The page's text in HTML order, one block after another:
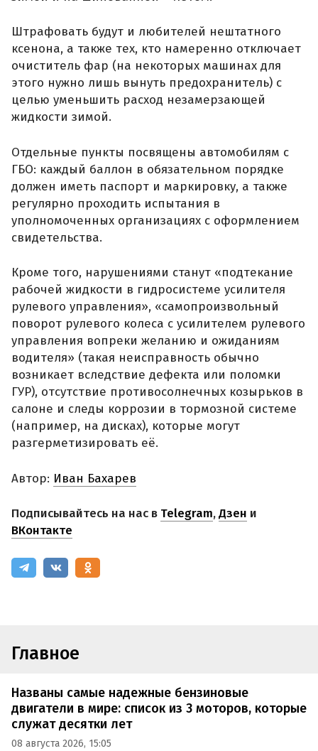
Штрафовать будут и любителей нештатного
ксенона, а также тех, кто намеренно отключает
очиститель фар (на некоторых машинах для
этого нужно лишь вынуть предохранитель) с
целью уменьшить расход незамерзающей
жидкости зимой.
Отдельные пункты посвящены автомобилям с
ГБО: каждый баллон в обязательном порядке
должен иметь паспорт и маркировку, а также
регулярно проходить испытания в
уполномоченных организациях с оформлением
свидетельства.
Кроме того, нарушениями станут «подтекание
рабочей жидкости в гидросистеме усилителя
рулевого управления», «самопроизвольный
поворот рулевого колеса с усилителем рулевого
управления вопреки желанию и ожиданиям
водителя» (такая неисправность обычно
возникает вследствие дефекта или поломки
ГУР), отсутствие противосолнечных козырьков в
салоне и следы коррозии в тормозной системе
(например, на дисках), которые могут
разгерметизировать её.
Автор: Иван Бахарев
Подписывайтесь на нас в Telegram,Дзен и
ВКонтакте
Главное
Названы самые надежные бензиновые
двигатели в мире: список из 3 моторов, которые
служат десятки лет
08 августа 2026, 15:05